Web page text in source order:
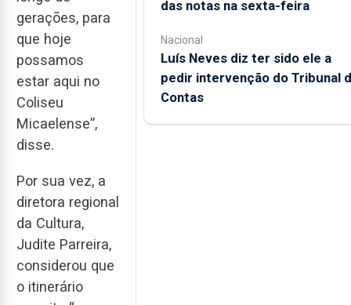
gerações, para
que hoje
possamos
estar aqui no
Coliseu
Micaelense”,
disse.
Por sua vez, a
diretora regional
da Cultura,
Judite Parreira,
considerou que
o itinerário
das notas na sexta-feira
Nacional
Luís Neves diz ter sido ele a
pedir intervenção do Tribunal
Contas